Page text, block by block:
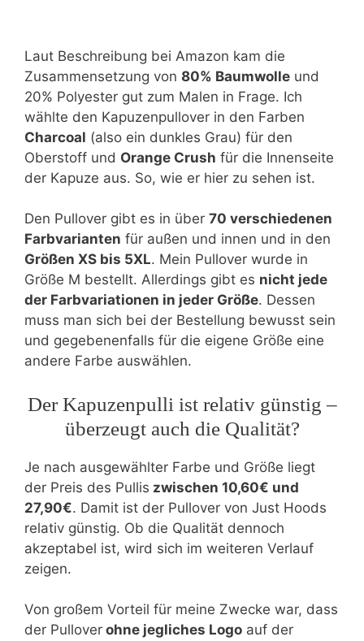
Laut Beschreibung bei Amazon kam die
Zusammensetzung von 80% Baumwolle und
20% Polyester gut zum Malen in Frage. Ich
wählte den Kapuzenpullover in den Farben
Charcoal (also ein dunkles Grau) für den
Oberstoff und Orange Crush für die Innenseite
der Kapuze aus. So, wie er hier zu sehen ist.
Den Pullover gibt es in über 70 verschiedenen
Farbvarianten für außen und innen und in den
Größen XS bis 5XL. Mein Pullover wurde in
Größe M bestellt. Allerdings gibt es nicht jede
der Farbvariationen in jeder Größe. Dessen
muss man sich bei der Bestellung bewusst sein
und gegebenenfalls für die eigene Größe eine
andere Farbe auswählen.
Der Kapuzenpulli ist relativ günstig –
überzeugt auch die Qualität?
Je nach ausgewählter Farbe und Größe liegt
der Preis des Pullis zwischen 10,60€ und
27,90€. Damit ist der Pullover von Just Hoods
relativ günstig. Ob die Qualität dennoch
akzeptabel ist, wird sich im weiteren Verlauf
zeigen.
Von großem Vorteil für meine Zwecke war, dass
der Pullover ohne jegliches Logo auf der